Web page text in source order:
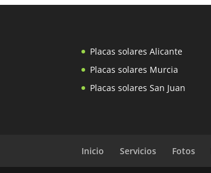
Placas solares Alicante
Placas solares Murcia
Placas solares San Juan
Inicio Servicios Fotos